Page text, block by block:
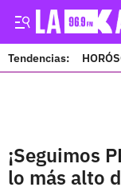
Tendencias:
¡Seguimos
lo más alto